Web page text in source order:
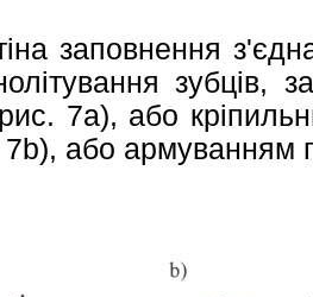
заповнення
зубців,
7а), або
або армуванням